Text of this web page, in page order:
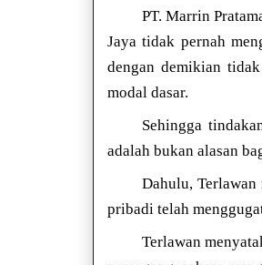
PT. Marrin
Jaya tidak pernah
dengan demikian
modal dasar.
Sehingga
adalah bukan alasan
Dahulu, Terlawan
pribadi telah
Terlawan